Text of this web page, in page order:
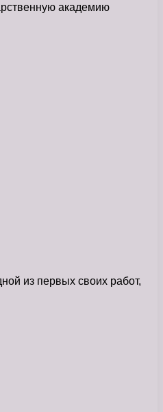
академию
из первых своих работ,